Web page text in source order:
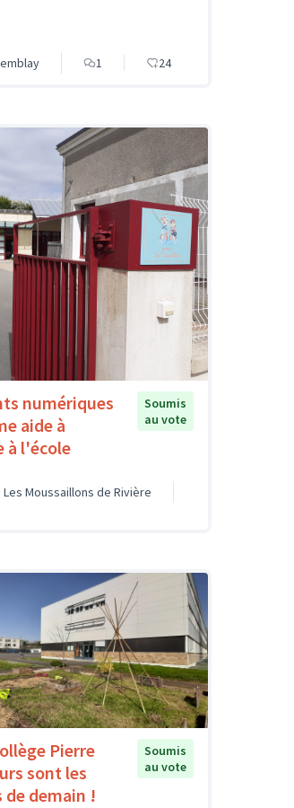
1 24
numériques
aide à
à l'école
Soumis
au vote
Les Moussaillons de Rivière
Pierre
sont les
demain !
Soumis
au vote